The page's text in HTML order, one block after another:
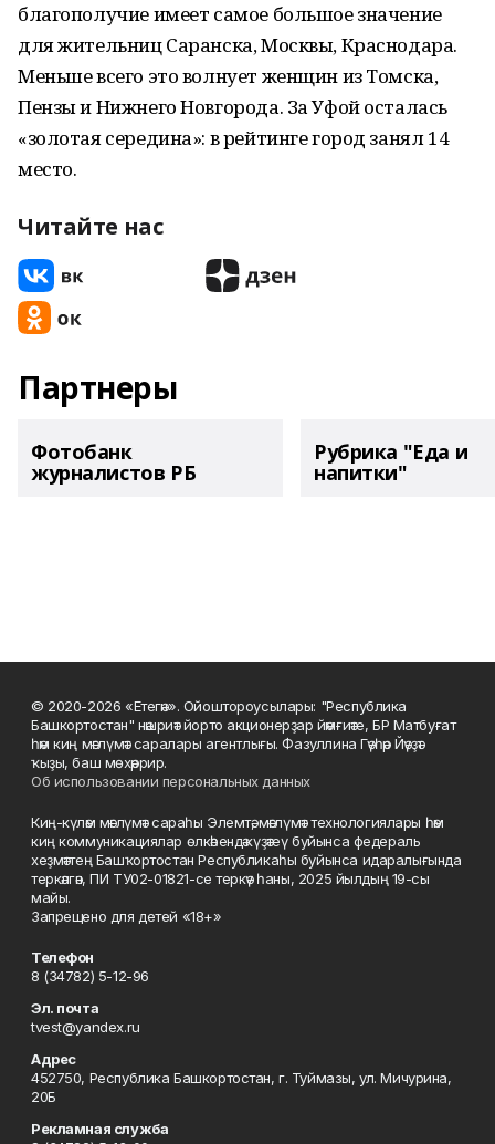
благополучие имеет самое большое значение
для жительниц Саранска, Москвы, Краснодара.
Меньше всего это волнует женщин из Томска,
Пензы и Нижнего Новгорода. За Уфой осталась
«золотая середина»: в рейтинге город занял 14
место.
Читайте нас
Партнеры
Фотобанк
журналистов РБ
Рубрика "Еда и
напитки"
© 2020-2026 «Етегән». Ойоштороусылары: "Республика
Башкортостан" нәшриәт йорто акционерҙар йәмғиәте, БР Матбуғат
һәм киң мәғлүмәт саралары агентлығы. Фазуллина Гәүһәр Йәүҙәт
ҡыҙы, баш мөхәррир.
Об использовании персональных данных
Киң-күләм мәғлүмәт сараһы Элемтә, мәғлүмәт технологиялары һәм
киң коммуникациялар өлкәһендә күҙәтеү буйынса федераль
хеҙмәттең Башҡортостан Республикаһы буйынса идаралығында
теркәлгән, ПИ ТУ02-01821-се теркәү һаны, 2025 йылдың 19-сы
майы.
Запрещено для детей «18+»
Телефон
8 (34782) 5-12-96
Эл. почта
tvest@yandex.ru
Адрес
452750, Республика Башкортостан, г. Туймазы, ул. Мичурина,
20Б
Рекламная служба